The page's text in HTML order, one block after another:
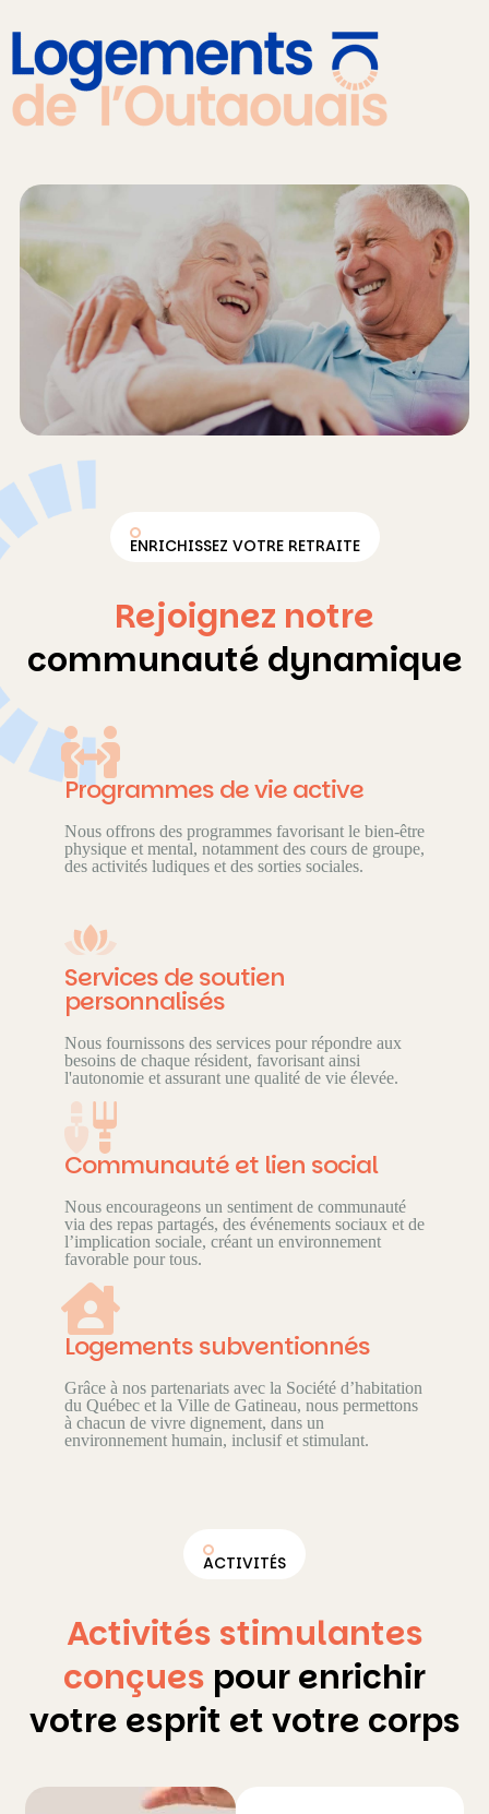
ENRICHISSEZ VOTRE RETRAITE
Rejoignez notre
communauté dynamique
Programmes de vie active
Nous offrons des programmes favorisant le bien-être
physique et mental, notamment des cours de groupe,
des activités ludiques et des sorties sociales.
Services de soutien
personnalisés
Nous fournissons des services pour répondre aux
besoins de chaque résident, favorisant ainsi
l'autonomie et assurant une qualité de vie élevée.
Communauté et lien social
Nous encourageons un sentiment de communauté
via des repas partagés, des événements sociaux et de
l’implication sociale, créant un environnement
favorable pour tous.
Logements subventionnés
Grâce à nos partenariats avec la Société d’habitation
du Québec et la Ville de Gatineau, nous permettons
à chacun de vivre dignement, dans un
environnement humain, inclusif et stimulant.
ACTIVITÉS
Activités stimulantes
conçues pour enrichir
votre esprit et votre corps